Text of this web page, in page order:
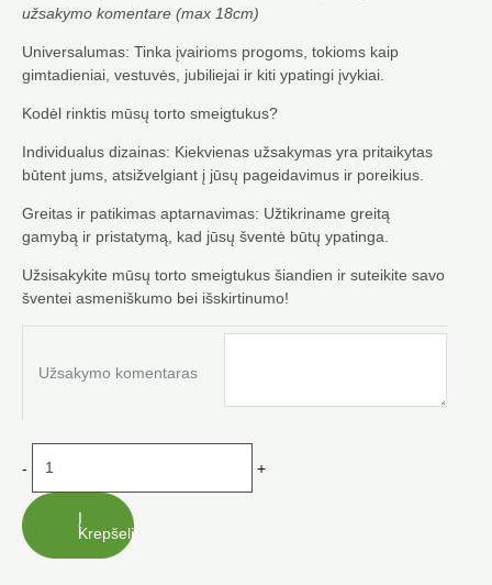
užsakymo komentare (max 18cm)
Universalumas: Tinka įvairioms progoms, tokioms kaip
gimtadieniai, vestuvės, jubiliejai ir kiti ypatingi įvykiai.
Kodėl rinktis mūsų torto smeigtukus?
Individualus dizainas: Kiekvienas užsakymas yra pritaikytas
būtent jums, atsižvelgiant į jūsų pageidavimus ir poreikius.
Greitas ir patikimas aptarnavimas: Užtikriname greitą
gamybą ir pristatymą, kad jūsų šventė būtų ypatinga.
Užsisakykite mūsų torto smeigtukus šiandien ir suteikite savo
šventei asmeniškumo bei išskirtinumo!
Užsakymo komentaras
-
Torto
cm
+
Į
Krepšelį